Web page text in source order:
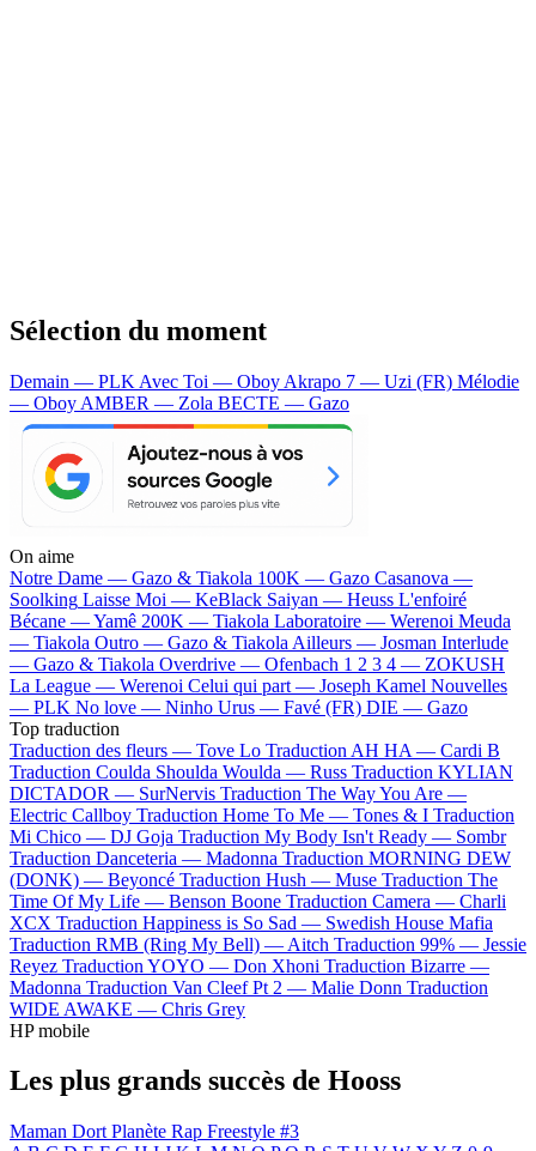
Sélection du moment
Demain — PLK Avec Toi — Oboy Akrapo 7 — Uzi (FR) Mélodie
— Oboy AMBER — Zola BECTE — Gazo
On aime
Notre Dame — Gazo & Tiakola 100K — Gazo Casanova —
Soolking Laisse Moi — KeBlack Saiyan — Heuss L'enfoiré
Bécane —Yamê 200K — Tiakola Laboratoire — Werenoi Meuda
— Tiakola Outro — Gazo & Tiakola Ailleurs — Josman Interlude
— Gazo & Tiakola Overdrive — Ofenbach 1 2 3 4 — ZOKUSH
La League — Werenoi Celui qui part — Joseph Kamel Nouvelles
— PLK No love — Ninho Urus — Favé (FR) DIE — Gazo
Top traduction
Traduction des fleurs — Tove Lo Traduction AH HA — Cardi B
Traduction Coulda Shoulda Woulda — Russ Traduction KYLIAN
DICTADOR — SurNervis Traduction The Way You Are —
Electric Callboy Traduction Home To Me — Tones & I Traduction
Mi Chico — DJ Goja Traduction My Body Isn't Ready — Sombr
Traduction Danceteria — Madonna Traduction MORNING DEW
(DONK) — Beyoncé Traduction Hush — Muse Traduction The
Time Of My Life — Benson Boone Traduction Camera — Charli
XCX Traduction Happiness is So Sad — Swedish House Mafia
Traduction RMB (Ring My Bell) — Aitch Traduction 99% — Jessie
Reyez Traduction YOYO — Don Xhoni Traduction Bizarre —
Madonna Traduction Van Cleef Pt 2 — Malie Donn Traduction
WIDE AWAKE — Chris Grey
HP mobile
Les plus grands succès de Hooss
Maman Dort Planète Rap Freestyle #3